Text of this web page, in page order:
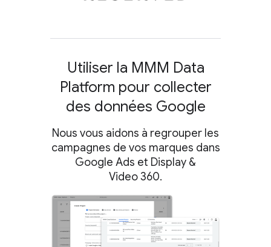
Utiliser la MMM Data
Platform pour collecter
des données Google
Nous vous aidons à regrouper les
campagnes de vos marques dans
Google Ads et Display &
Video 360.